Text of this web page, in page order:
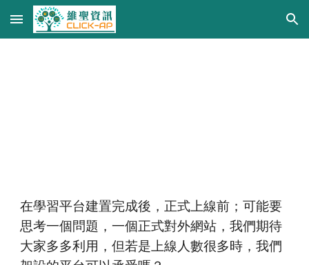
Skip to main content Skip to navigation
在學習平台建置完成後，正式上線前；可能要
思考一個問題，一個正式對外網站，我們期待
大家多多利用，但若是上線人數很多時，我們